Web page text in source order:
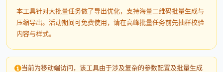
本工具针对大批量任务做了导出优化，支持海量二维码批量生成与
压缩导出。活动期间可免费使用，请在高峰批量任务前先抽样校验
内容与样式。
当前为移动端访问，该工具由于涉及复杂的参数配置及批量生成